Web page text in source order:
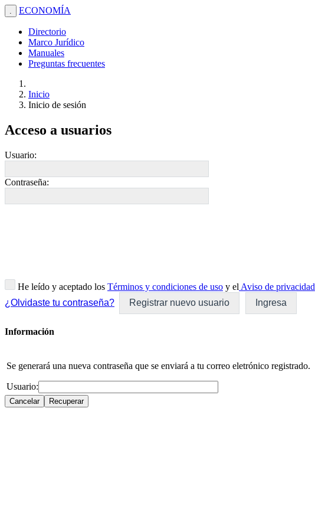
. ECONOMÍA
Directorio
Marco Jurídico
Manuales
Preguntas frecuentes
Inicio
Inicio de sesión
Acceso a usuarios
Usuario:
Contraseña:
He leído y aceptado los Términos y condiciones de uso y el Aviso de privacidad
¿Olvidaste tu contraseña?
Registrar nuevo usuario Ingresa
Información
Se generará una nueva contraseña que se enviará a tu correo eletrónico registrado.
Usuario: